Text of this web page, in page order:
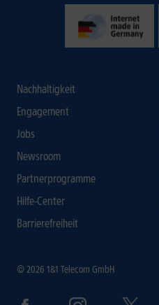
Nachhaltigkeit
Engagement
Jobs
Newsroom
Partnerprogramme
Hilfe-Center
Barrierefreiheit
© 2026 1&1 Telecom GmbH